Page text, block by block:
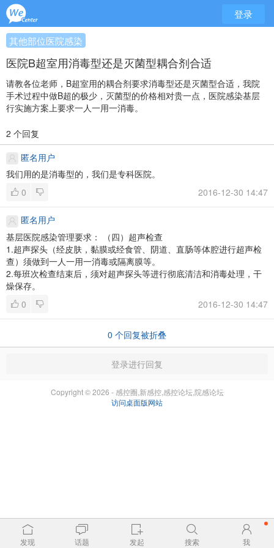
登录
其他部位医院感染
医院B超室用消毒型还是灭菌型耦合剂合适
请教各位老师，B超室用的耦合剂要求消毒型还是灭菌型合适，我院
手术过程中做B超的极少，灭菌型的价格相对贵一点，医院感染基层
行实施方案上要求一人一用一消毒。
2 个回复
匿名用户
我们用的是消毒型的，我们是专科医院。
0
2016-12-30 14:47
匿名用户
基层医院感染管理要求：
（四）超声检查
1.超声探头（经皮肤，黏膜或经食管、阴道、直肠等体腔进行超声检
查）须做到一人一用一消毒或隔离膜等。
2.每班次检查结束后，须对超声探头等进行彻底清洁和消毒处理，干
燥保存。
0
2016-12-30 14:47
0 个回复被折叠
登录进行回复
Copyright © 2026 - 感控圈,新感控,感控论坛,院感论坛
访问桌面版网站
发现 话题 发起 搜索 我